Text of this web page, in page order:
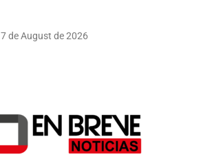
7 de August de 2026